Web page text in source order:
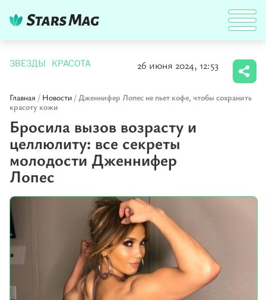
ЗВЕЗДЫ КРАСОТА 26 июня 2024, 12:53
Главная / Новости /Дженнифер Лопес не пьет кофе, чтобы сохранить
красоту кожи
Бросила вызов возрасту и
целлюлиту: все секреты
молодости Дженнифер
Лопес